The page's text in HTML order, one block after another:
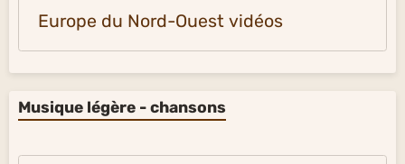
Europe du Nord-Ouest vidéos
Musique légère - chansons